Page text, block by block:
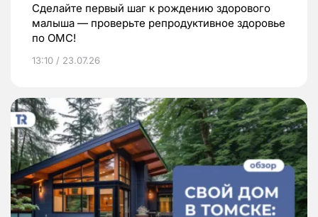
Сделайте первый шаг к рождению здорового
малыша — проверьте репродуктивное здоровье
по ОМС!
13:10 / 23.07.26